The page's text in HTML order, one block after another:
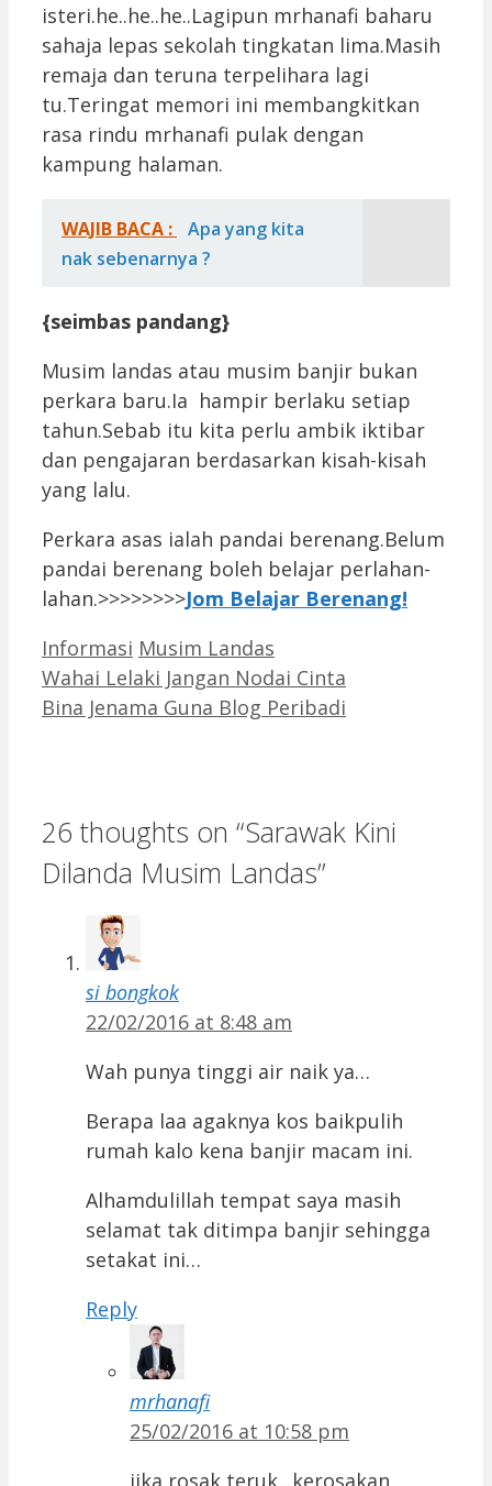
isteri.he..he..he..Lagipun mrhanafi baharu
sahaja lepas sekolah tingkatan lima.Masih
remaja dan teruna terpelihara lagi
tu.Teringat memori ini membangkitkan
rasa rindu mrhanafi pulak dengan
kampung halaman.
WAJIB BACA :
Apa yang kita
nak sebenarnya ?
{seimbas pandang}
Musim landas atau musim banjir bukan
perkara baru.Ia hampir berlaku setiap
tahun.Sebab itu kita perlu ambik iktibar
dan pengajaran berdasarkan kisah-kisah
yang lalu.
Perkara asas ialah pandai berenang.Belum
pandai berenang boleh belajar perlahan-
lahan.>>>>>>>>Jom Belajar Berenang!
Categories
Informasi Tags
Musim Landas
Wahai Lelaki Jangan Nodai Cinta
Bina Jenama Guna Blog Peribadi
26 thoughts on “Sarawak Kini
Dilanda Musim Landas”
si bongkok
22/02/2016 at 8:48 am
Wah punya tinggi air naik ya…
Berapa laa agaknya kos baikpulih
rumah kalo kena banjir macam ini.
Alhamdulillah tempat saya masih
selamat tak ditimpa banjir sehingga
setakat ini…
Reply
mrhanafi
25/02/2016 at 10:58 pm